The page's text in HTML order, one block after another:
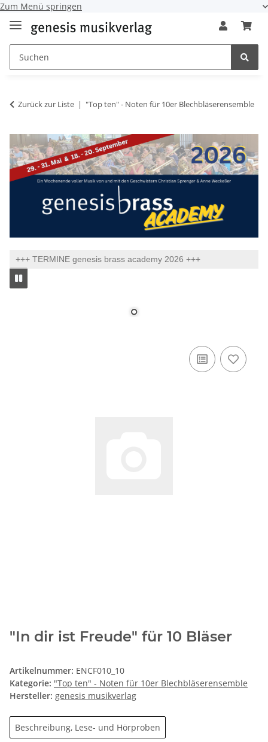
Zum Menü springen
Zurück zur Liste "Top ten" - Noten für 10er Blechbläserensemble
+++ TERMINE genesis brass academy 2026 +++
"In dir ist Freude" für 10 Bläser
Artikelnummer: ENCF010_10
Kategorie: "Top ten" - Noten für 10er Blechbläserensemble
Hersteller: genesis musikverlag
Beschreibung, Lese- und Hörproben